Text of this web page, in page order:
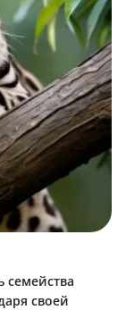
семейства
своей